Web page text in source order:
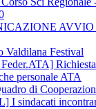
AVVIO
Valdilana Festival
personale ATA
di
I sindacati